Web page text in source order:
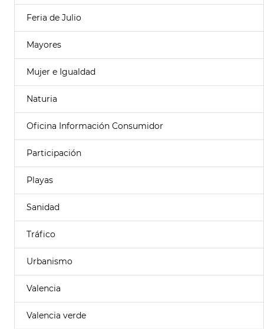
Feria de Julio
Mayores
Mujer e Igualdad
Naturia
Oficina Información Consumidor
Participación
Playas
Sanidad
Tráfico
Urbanismo
Valencia
Valencia verde